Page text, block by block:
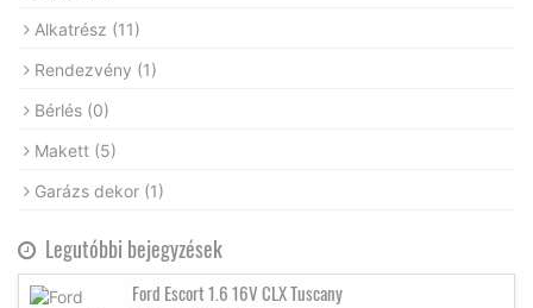
Alkatrész (11)
Rendezvény (1)
Bérlés (0)
Makett (5)
Garázs dekor (1)
Legutóbbi bejegyzések
Ford Escort 1.6 16V CLX Tuscany